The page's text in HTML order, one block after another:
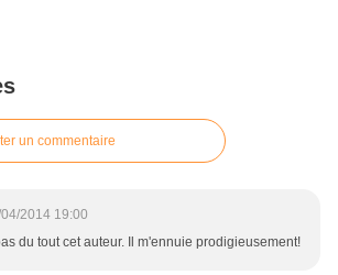
un commentaire
2014 19:00
du tout cet auteur. Il m'ennuie prodigieusement!